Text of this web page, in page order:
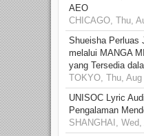
AEO
CHICAGO, Thu,
Shueisha Perluas
melalui MANGA
yang Tersedia
TOKYO, Thu,
UNISOC Lyric
Pengalaman
SHANGHAI,